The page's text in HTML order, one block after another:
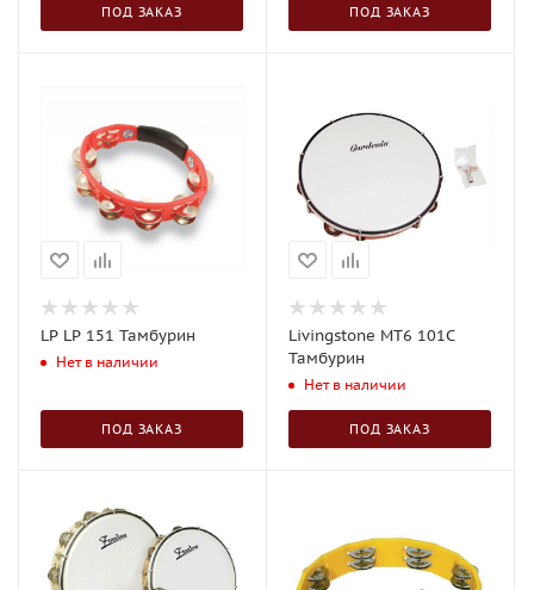
ПОД ЗАКАЗ ПОД ЗАКАЗ
LP LP 151 Тамбурин
Нет в наличии
ПОД ЗАКАЗ
Livingstone MT6 101C
Тамбурин
Нет в наличии
ПОД ЗАКАЗ